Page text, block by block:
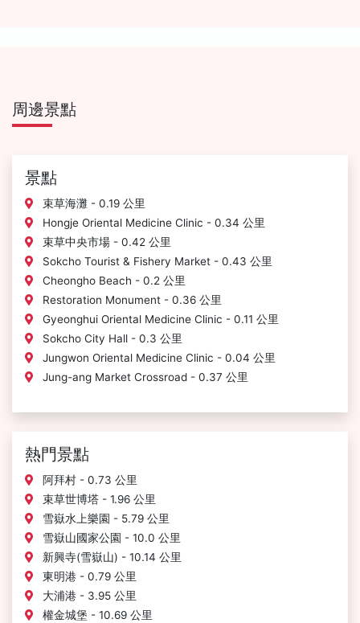
周邊景點
景點
束草海灘 - 0.19 公里
Hongje Oriental Medicine Clinic - 0.34 公里
束草中央市場 - 0.42 公里
Sokcho Tourist & Fishery Market - 0.43 公里
Cheongho Beach - 0.2 公里
Restoration Monument - 0.36 公里
Gyeonghui Oriental Medicine Clinic - 0.11 公里
Sokcho City Hall - 0.3 公里
Jungwon Oriental Medicine Clinic - 0.04 公里
Jung-ang Market Crossroad - 0.37 公里
熱門景點
阿拜村 - 0.73 公里
束草世博塔 - 1.96 公里
雪嶽水上樂園 - 5.79 公里
雪嶽山國家公園 - 10.0 公里
新興寺(雪嶽山) - 10.14 公里
東明港 - 0.79 公里
大浦港 - 3.95 公里
權金城堡 - 10.69 公里